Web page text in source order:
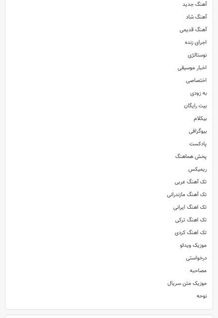
آهنگ جدید
آهنگ شاد
آهنگ قدیمی
اجرای زنده
نوستالژی
اخبار موسیقی
اختصاصی
به زودی
بیت رایگان
بیکلام
بیوگرافی
پادکست
پخش هماهنگ
ریمیکس
تک آهنگ عربی
تک آهنگ مازندرانی
تک اهنگ ایرانی
تک اهنگ ترکی
تک اهنگ کردی
موزیک ویدئو
درخواستی
مصاحبه
موزیک متن سریال
نوحه